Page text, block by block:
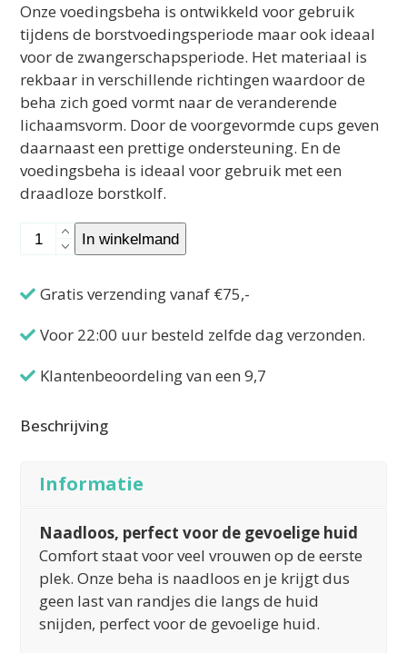
Onze voedingsbeha is ontwikkeld voor gebruik
tijdens de borstvoedingsperiode maar ook ideaal
voor de zwangerschapsperiode. Het materiaal is
rekbaar in verschillende richtingen waardoor de
beha zich goed vormt naar de veranderende
lichaamsvorm. Door de voorgevormde cups geven
daarnaast een prettige ondersteuning. En de
voedingsbeha is ideaal voor gebruik met een
draadloze borstkolf.
Voedingsbh
Maat
XXL
aantal
In winkelmand
Gratis verzending vanaf €75,-
Voor 22:00 uur besteld zelfde dag verzonden.
Klantenbeoordeling van een 9,7
Beschrijving
Informatie
Naadloos, perfect voor de gevoelige huid
Comfort staat voor veel vrouwen op de eerste
plek. Onze beha is naadloos en je krijgt dus
geen last van randjes die langs de huid
snijden, perfect voor de gevoelige huid.